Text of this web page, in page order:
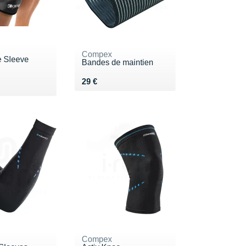
Sleeve
Compex
Bandes de maintien
29 €
Vendu 29 €
Compex